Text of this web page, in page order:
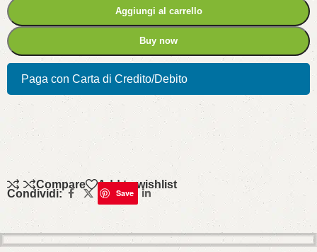
Aggiungi al carrello
Buy now
Paga con Carta di Credito/Debito
Compare Add to wishlist
Condividi: Save